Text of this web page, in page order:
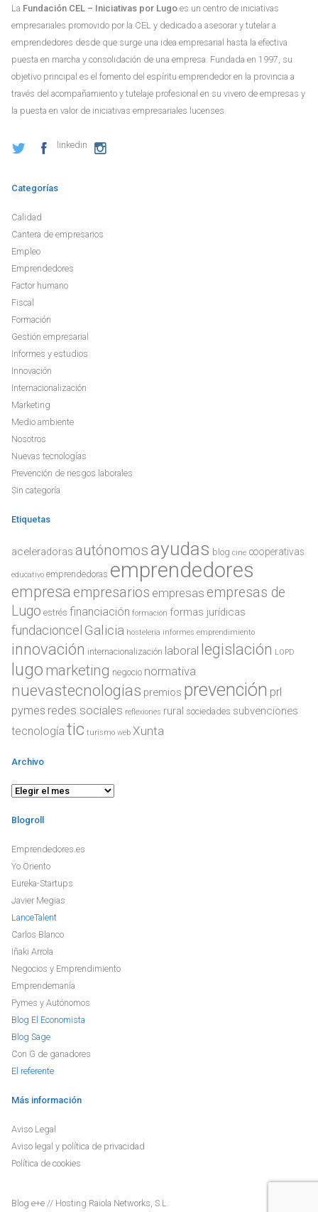
La Fundación CEL – Iniciativas por Lugo es un centro de iniciativas
empresariales promovido por la CEL y dedicado a asesorar y tutelar a
emprendedores desde que surge una idea empresarial hasta la efectiva
puesta en marcha y consolidación de una empresa. Fundada en 1997, su
objetivo principal es el fomento del espíritu emprendedor en la provincia a
través del acompañamiento y tutelaje profesional en su vivero de empresas y
la puesta en valor de iniciativas empresariales lucenses.
linkedin
Categorías
Calidad
Cantera de empresarios
Empleo
Emprendedores
Factor humano
Fiscal
Formación
Gestión empresarial
Informes y estudios
Innovación
Internacionalización
Marketing
Medio ambiente
Nosotros
Nuevas tecnologías
Prevención de riesgos laborales
Sin categoría
Etiquetas
aceleradoras autónomos ayudas blog cine cooperativas
educativo emprendedoras emprendedores
empresa empresarios empresas empresas de
Lugo estrés financiación formación formas jurídicas
fundacioncel Galicia hostelería informes emprendimiento
innovación internacionalización laboral legislación LOPD
lugo marketing negocio normativa
nuevastecnologias premios prevención prl
pymes redes sociales reflexiones rural sociedades subvenciones
tecnología tic turismo web Xunta
Archivo
Archivo
Blogroll
Emprendedores.es
Yo Oriento
Eureka-Startups
Javier Megias
LanceTalent
Carlos Blanco
Iñaki Arrola
Negocios y Emprendimiento
Emprendemanía
Pymes y Autónomos
Blog El Economista
Blog Sage
Con G de ganadores
El referente
Más información
Aviso Legal
Aviso legal y política de privacidad
Política de cookies
Blog e+e // Hosting Raiola Networks, S.L.